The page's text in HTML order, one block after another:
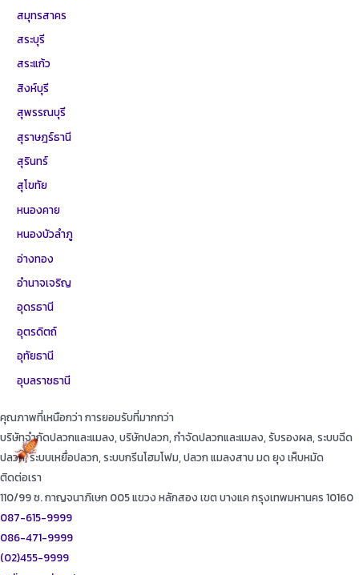
สมุทรสาคร
สระบุรี
สระแก้ว
สิงห์บุรี
สุพรรณบุรี
สุราษฎร์ธานี
สุรินทร์
สุโขทัย
หนองคาย
หนองบัวลำภู
อ่างทอง
อำนาจเจริญ
อุดรธานี
อุตรดิตถ์
อุทัยธานี
อุบลราชธานี
คุณภาพที่เหนือกว่า การยอมรับที่มากกว่า
บริษัทจำกัดปลวกและแมลง, บริษัทปลวก, กำจัดปลวกและแมลง, รับรองผล, ระบบฉีด
ปลวก, ระบบเหยื่อปลวก, ระบบกรีนโฮมโฟม, ปลวก แมลงสาบ มด ยุง เห็บหมัด
ติดต่อเรา
110/99 ซ. กาญจนาภิเษก 005 แขวง หลักสอง เขต บางแค กรุงเทพมหานคร 10160
087-615-9999
086-471-9999
(02)455-9999